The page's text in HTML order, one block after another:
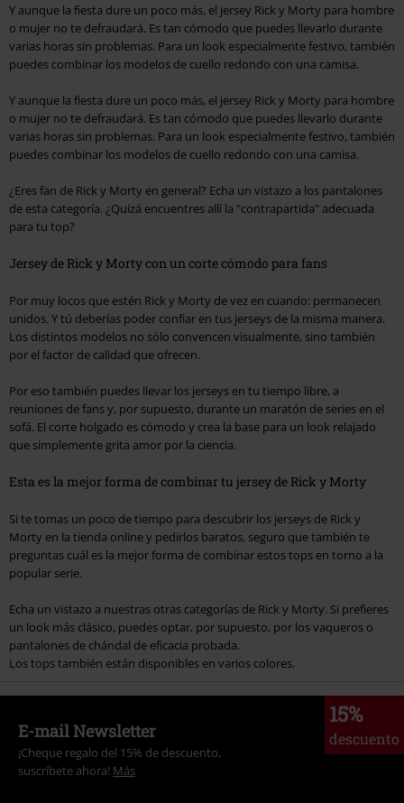
Y aunque la fiesta dure un poco más, el jersey Rick y Morty para hombre
o mujer no te defraudará. Es tan cómodo que puedes llevarlo durante
varias horas sin problemas. Para un look especialmente festivo, también
puedes combinar los modelos de cuello redondo con una camisa.
Y aunque la fiesta dure un poco más, el jersey Rick y Morty para hombre
o mujer no te defraudará. Es tan cómodo que puedes llevarlo durante
varias horas sin problemas. Para un look especialmente festivo, también
puedes combinar los modelos de cuello redondo con una camisa.
¿Eres fan de Rick y Morty en general? Echa un vistazo a los pantalones
de esta categoría. ¿Quizá encuentres allí la "contrapartida" adecuada
para tu top?
Jersey de Rick y Morty con un corte cómodo para fans
Por muy locos que estén Rick y Morty de vez en cuando: permanecen
unidos. Y tú deberías poder confiar en tus jerseys de la misma manera.
Los distintos modelos no sólo convencen visualmente, sino también
por el factor de calidad que ofrecen.
Por eso también puedes llevar los jerseys en tu tiempo libre, a
reuniones de fans y, por supuesto, durante un maratón de series en el
sofá. El corte holgado es cómodo y crea la base para un look relajado
que simplemente grita amor por la ciencia.
Esta es la mejor forma de combinar tu jersey de Rick y Morty
Si te tomas un poco de tiempo para descubrir los jerseys de Rick y
Morty en la tienda online y pedirlos baratos, seguro que también te
preguntas cuál es la mejor forma de combinar estos tops en torno a la
popular serie.
Echa un vistazo a nuestras otras categorías de Rick y Morty. Si prefieres
un look más clásico, puedes optar, por supuesto, por los vaqueros o
pantalones de chándal de eficacia probada.
Los tops también están disponibles en varios colores.
15%
descuento
E-mail Newsletter
¡Cheque regalo del 15% de descuento,
suscríbete ahora! Más